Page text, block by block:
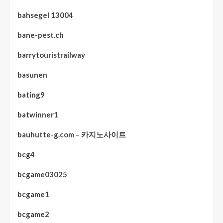
bahsegel 13004
bane-pest.ch
barrytouristrailway
basunen
bating9
batwinner1
bauhutte-g.com – 카지노사이트
bcg4
bcgame03025
bcgame1
bcgame2